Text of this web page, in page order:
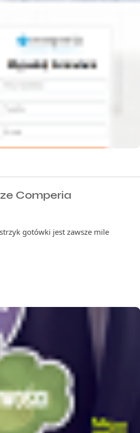
Comperia
gotówki jest zawsze mile